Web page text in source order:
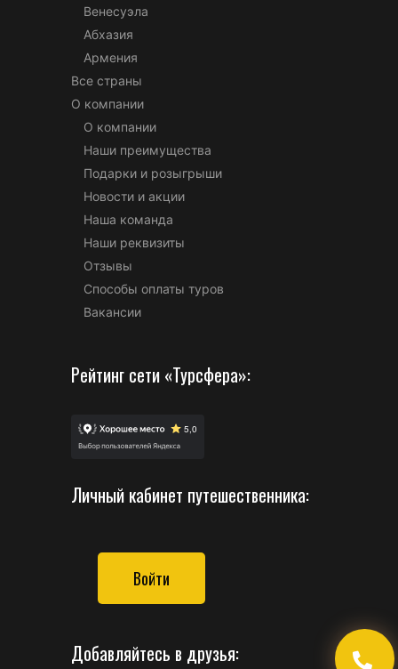
Венесуэла
Абхазия
Армения
Все страны
О компании
О компании
Наши преимущества
Подарки и розыгрыши
Новости и акции
Наша команда
Наши реквизиты
Отзывы
Способы оплаты туров
Вакансии
Рейтинг сети «Турсфера»:
Личный кабинет путешественника:
Войти
Добавляйтесь в друзья: